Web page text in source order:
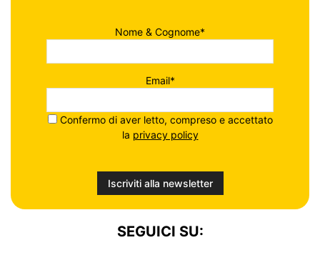
Nome & Cognome*
Email*
Confermo di aver letto, compreso e accettato
la privacy policy
SEGUICI SU: